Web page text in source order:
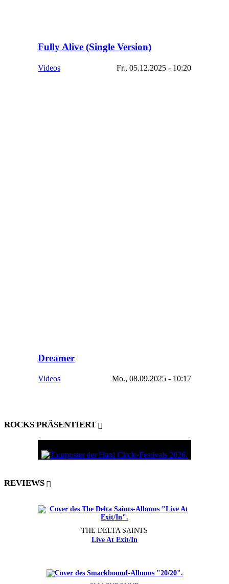
Fully Alive (Single Version)
Videos Fr., 05.12.2025 - 10:20
Dreamer
Videos Mo., 08.09.2025 - 10:17
ROCKS PRÄSENTIERT
REVIEWS
THE DELTA SAINTS
Live At Exit/In